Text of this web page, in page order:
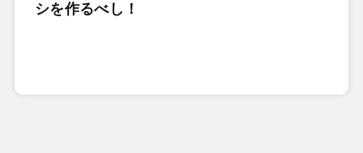
シを作るべし！